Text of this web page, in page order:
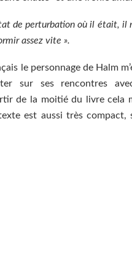
de perturbation où il était, il
assez vite ».
le personnage de Halm
sur ses rencontres
de la moitié du livre cela
est aussi très compact,